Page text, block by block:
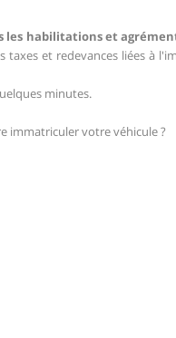
les habilitations et
et redevances liées à
minutes.
immatriculer votre véhicule ?